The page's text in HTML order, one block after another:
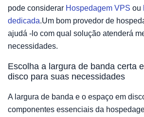
pode considerar Hospedagem VPS ou
dedicada.Um bom provedor de
ajudá -lo com qual solução atenderá
necessidades.
Escolha a largura de banda certa
disco para suas necessidades
A largura de banda e o espaço em
componentes essenciais da